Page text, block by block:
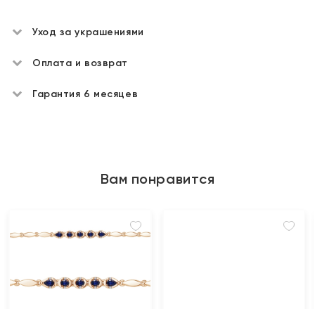
Уход за украшениями
Оплата и возврат
Гарантия 6 месяцев
Вам понравится